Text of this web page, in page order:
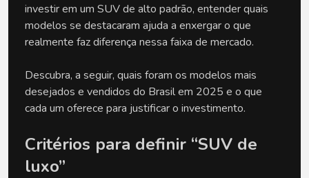
investir em um SUV de alto padrão, entender quais
modelos se destacaram ajuda a enxergar o que
realmente faz diferença nessa faixa de mercado.
Descubra, a seguir, quais foram os modelos mais
desejados e vendidos do Brasil em 2025 e o que
cada um oferece para justificar o investimento.
Critérios para definir “SUV de
luxo”